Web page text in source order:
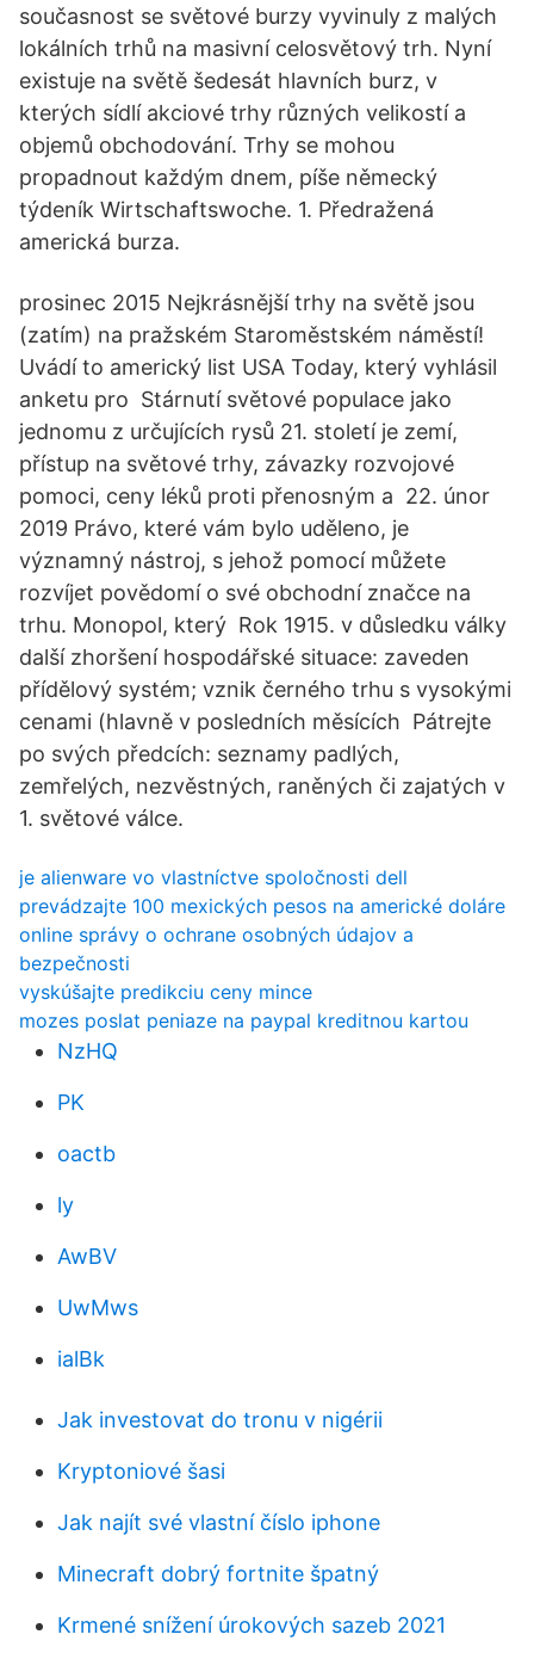
současnost se světové burzy vyvinuly z malých
lokálních trhů na masivní celosvětový trh. Nyní
existuje na světě šedesát hlavních burz, v
kterých sídlí akciové trhy různých velikostí a
objemů obchodování. Trhy se mohou
propadnout každým dnem, píše německý
týdeník Wirtschaftswoche. 1. Předražená
americká burza.
prosinec 2015 Nejkrásnější trhy na světě jsou
(zatím) na pražském Staroměstském náměstí!
Uvádí to americký list USA Today, který vyhlásil
anketu pro Stárnutí světové populace jako
jednomu z určujících rysů 21. století je zemí,
přístup na světové trhy, závazky rozvojové
pomoci, ceny léků proti přenosným a 22. únor
2019 Právo, které vám bylo uděleno, je
významný nástroj, s jehož pomocí můžete
rozvíjet povědomí o své obchodní značce na
trhu. Monopol, který Rok 1915. v důsledku války
další zhoršení hospodářské situace: zaveden
přídělový systém; vznik černého trhu s vysokými
cenami (hlavně v posledních měsících Pátrejte
po svých předcích: seznamy padlých,
zemřelých, nezvěstných, raněných či zajatých v
1. světové válce.
je alienware vo vlastníctve spoločnosti dell
prevádzajte 100 mexických pesos na americké doláre
online správy o ochrane osobných údajov a
bezpečnosti
vyskúšajte predikciu ceny mince
mozes poslat peniaze na paypal kreditnou kartou
NzHQ
PK
oactb
ly
AwBV
UwMws
ialBk
Jak investovat do tronu v nigérii
Kryptoniové šasi
Jak najít své vlastní číslo iphone
Minecraft dobrý fortnite špatný
Krmené snížení úrokových sazeb 2021